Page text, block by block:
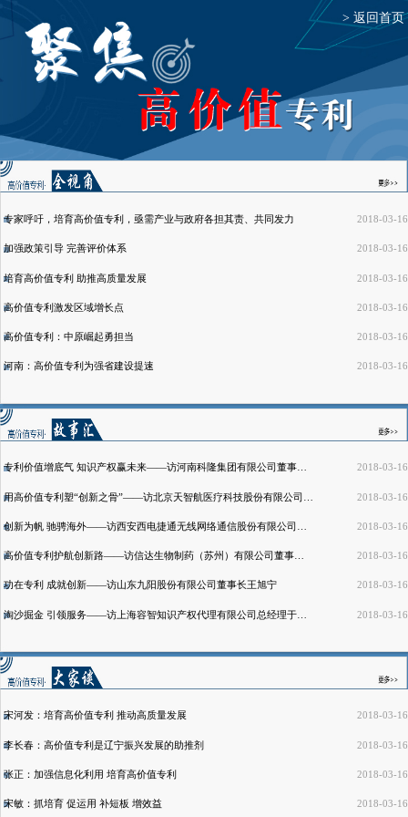
> 返回首页
专家呼吁，培育高价值专利，亟需产业与政府各担其责、共同发力 2018-03-16
加强政策引导 完善评价体系 2018-03-16
培育高价值专利 助推高质量发展 2018-03-16
高价值专利激发区域增长点 2018-03-16
高价值专利：中原崛起勇担当 2018-03-16
河南：高价值专利为强省建设提速 2018-03-16
2018-03-16
2018-03-16
2018-03-16
2018-03-16
功在专利 成就创新——访山东九阳股份有限公司董事长王旭宁 2018-03-16
2018-03-16
宋河发：培育高价值专利 推动高质量发展 2018-03-16
李长春：高价值专利是辽宁振兴发展的助推剂 2018-03-16
张正：加强信息化利用 培育高价值专利 2018-03-16
宋敏：抓培育 促运用 补短板 增效益 2018-03-16